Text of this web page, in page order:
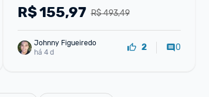
extensão tripé ajustável com
controle remoto
R$ 493,49
R$155,97
Johnny Figueiredo
há 4 d
2 0